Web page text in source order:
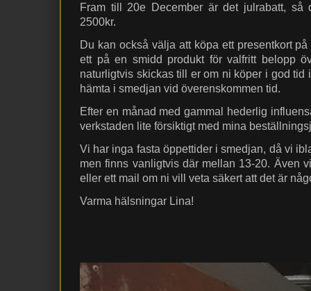
Fram till 20e December är det julrabatt, så
2500kr.
Du kan också välja att köpa ett presentkort
ett på en smidd produkt för valfritt belopp
naturligtvis skickas till er om ni köper i god tid
hämta i smedjan vid överenskommen tid.
Efter en månad med gammal hederlig
verkstaden lite försiktigt med mina
Vi har inga fasta öppettider i smedjan, då vi
men finns vanligtvis där mellan 13-20. Även
eller ett mail om ni vill veta säkert att det är
Varma hälsningar Lina!